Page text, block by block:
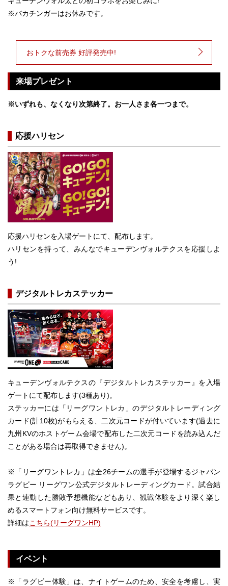
※バカチンガーはお休みです。
おトクな前売券 好評発売中!
来場プレゼント
※いずれも、なくなり次第終了。お一人さま各一つまで。
応援ハリセン
応援ハリセンを入場ゲートにて、配布します。
ハリセンを持って、みんなでキューデンヴォルテクスを応援しよ
う!
デジタルトレカステッカー
キューデンヴォルテクスの『デジタルトレカステッカー』を入場
ゲートにて配布します(3種あり)。
ステッカーには「リーグワントレカ」のデジタルトレーディング
カード(計10枚)がもらえる、二次元コードが付いています(過去に
九州KVのホストゲーム会場で配布した二次元コードを読み込んだ
ことがある場合は再取得できません)。
※「リーグワントレカ」は全26チームの選手が登場するジャパン
ラグビー リーグワン公式デジタルトレーディングカード。試合結
果と連動した勝敗予想機能などもあり、観戦体験をより深く楽し
めるスマートフォン向け無料サービスです。
詳細はこちら(リーグワンHP)
イベント
※「ラグビー体験」は、ナイトゲームのため、安全を考慮し、実